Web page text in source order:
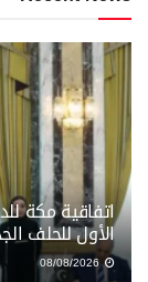
اتفاقية مكة
الأول للحلف
08/08/2026